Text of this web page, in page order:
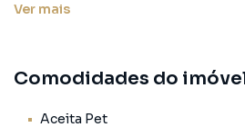
buscam um lar funcional, moderno e
🛏️ 2 Quartos aconchegantes
Ver mais
Comodidades do
Aceita Pet